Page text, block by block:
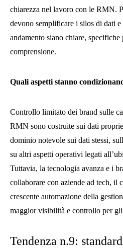
chiarezza nel lavoro con le RMN.
devono semplificare i silos di dati e
andamento siano chiare,
comprensione.
Quali aspetti stanno
Controllo limitato dei brand sulle
RMN sono costruite sui dati
dominio notevole sui dati stessi,
su altri aspetti operativi legati
Tuttavia, la tecnologia avanza e i
collaborare con aziende ad tech, il
crescente automazione della
maggior visibilità e controllo per
Tendenza n.9: